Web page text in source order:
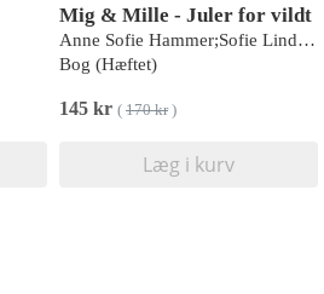
Mig & Mille - Juler for vildt
Anne Sofie Hammer;Sofie Lind Mesterton
Bog (Hæftet)
145 kr ( 170 kr)
Læg i kurv